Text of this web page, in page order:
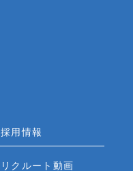
採用情報
リクルート動画